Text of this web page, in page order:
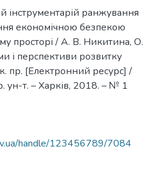
інструментарій ранжування
економічною безпекою
просторі / А. В. Никитина, О.
перспективи розвитку
пр. [Електронний ресурс] /
ун-т. – Харків, 2018. – № 1
handle/123456789/7084